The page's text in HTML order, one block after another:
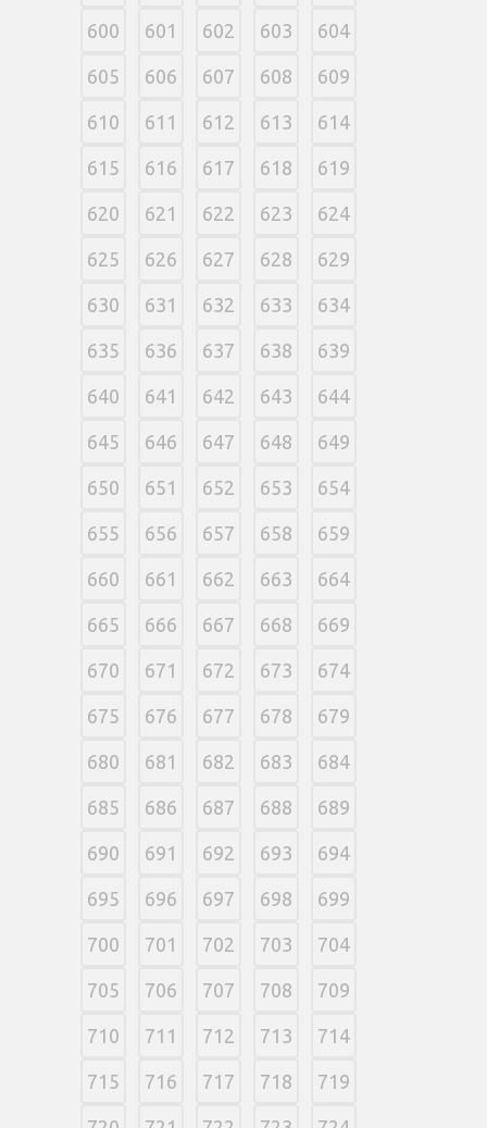
600 601 602 603 604
605 606 607 608 609
610 611 612 613 614
615 616 617 618 619
620 621 622 623 624
625 626 627 628 629
630 631 632 633 634
635 636 637 638 639
640 641 642 643 644
645 646 647 648 649
650 651 652 653 654
655 656 657 658 659
660 661 662 663 664
665 666 667 668 669
670 671 672 673 674
675 676 677 678 679
680 681 682 683 684
685 686 687 688 689
690 691 692 693 694
695 696 697 698 699
700 701 702 703 704
705 706 707 708 709
710 711 712 713 714
715 716 717 718 719